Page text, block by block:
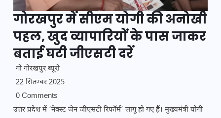
गोरखपुर में सीएम योगी की अनोखी
पहल, खुद व्यापारियों के पास जाकर
बताई घटी जीएसटी दरें
गो गोरखपुर ब्यूरो
22 सितम्बर 2025
0 Comments
उत्तर प्रदेश में ‘नेक्स्ट जेन जीएसटी रिफॉर्म’ लागू हो गए हैं। मुख्यमंत्री योगी